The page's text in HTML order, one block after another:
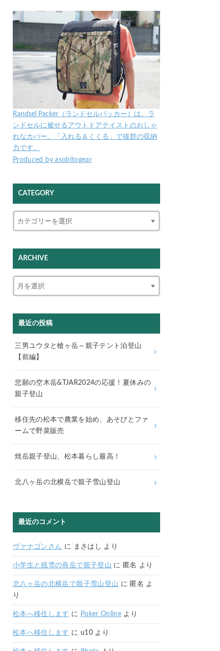
Randsel Packer（ランドセルパッカー）は、ラ
ンドセルに被せるアウトドアテイストのおしゃ
れなカバー。「入れる＆くくる」で抜群の収納
力です。
Produced by asobitogear
CATEGORY
ARCHIVE
最近の投稿
三男ユウタと槍ヶ岳～親子テント泊登山
【前編】
悲願の空木岳&TJAR2024の応援！夏休みの
親子登山
移住先の松本で農業を始め、あそびとファ
ームで野菜販売
焼岳親子登山、松本暮らし最高！
北八ヶ岳の北横岳で親子雪山登山
最近のコメント
ヴァナゴンさん に まさはし より
小学生と残雪の燕岳で親子登山 に 匿名 より
北八ヶ岳の北横岳で親子雪山登山 に 匿名 よ
り
松本へ移住します に Poker Online より
松本へ移住します に u10より